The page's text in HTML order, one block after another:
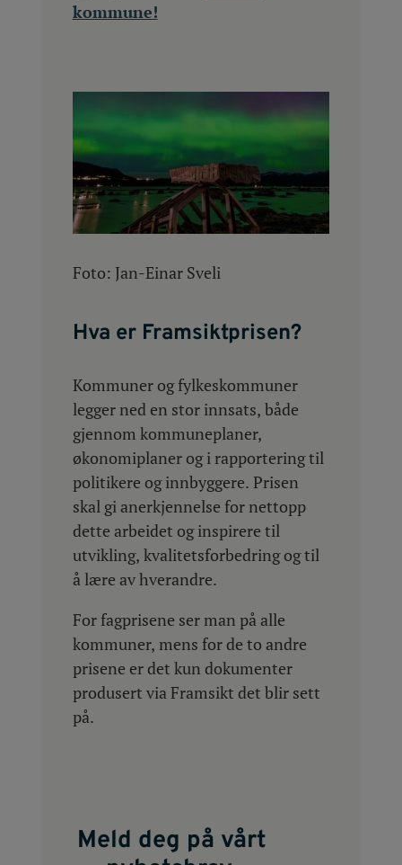
kommune!
Foto: Jan-Einar Sveli
Hva er Framsiktprisen?
Kommuner og fylkeskommuner
legger ned en stor innsats, både
gjennom kommuneplaner,
økonomiplaner og i rapportering til
politikere og innbyggere. Prisen
skal gi anerkjennelse for nettopp
dette arbeidet og inspirere til
utvikling, kvalitetsforbedring og til
å lære av hverandre.
For fagprisene ser man på alle
kommuner, mens for de to andre
prisene er det kun dokumenter
produsert via Framsikt det blir sett
på.
Meld deg på vårt